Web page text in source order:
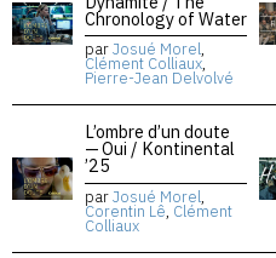
Chronology of Water
parJosué Morel,
Clément Colliaux,
Pierre-Jean Delvolvé
L’ombre d’un doute
— Oui / Kontinental
’25
parJosué Morel,
Corentin Lê, Clément
Colliaux